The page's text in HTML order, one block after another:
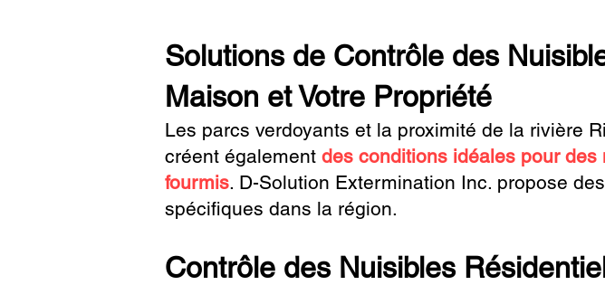
Solutions de Contrôle des
Maison et Votre Propriété
Les parcs verdoyants et la proximité de la rivière
créent également des conditions idéales pour
fourmis. D-Solution Extermination Inc. propose
spécifiques dans la région.
Contrôle des Nuisibles